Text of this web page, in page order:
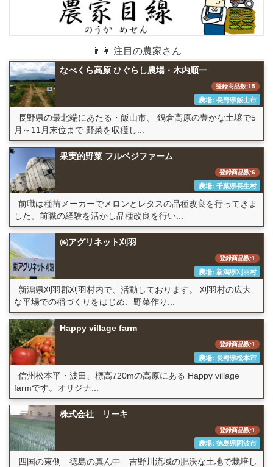
👨👩 注目の農家さん
なべくら高原 ひぐらし農場・木内順一
登録商品数:15
農場: 長野県飯山市
長野県の最北端にあたる・飯山市、 鍋倉高原の豊かな土壌で5
月～11月末位まで 野菜を収穫し...
果実的野菜 フルベジファーム
登録商品数:6
農場: 千葉県長生村
前職は種苗メーカーでメロンとレタスの品種改良を行ってきま
した。前職の経験を活かし品種改良を行い...
㈱アグリネット刈羽
登録商品数:1
農場: 新潟県刈羽村
新潟県刈羽郡刈羽村内で、活動しております。 刈羽村の広大
な平場での稲づくりをはじめ、野菜作り...
Happy village farm
登録商品数:1
農場: 長野県松本市
信州松本平・波田、標高720mの高原にある Happy village
farmです。オリジナ...
株式会社 リーキ
登録商品数:1
農場: 徳島県阿波市
四国の東側 徳島の真ん中 吉野川流域の肥沃な土地で栽培し